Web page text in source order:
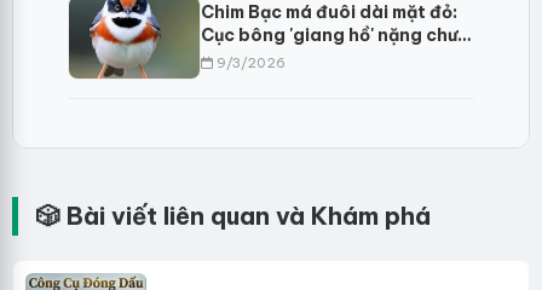
Chim Bạc má đuôi dài mặt đỏ:
Cục bông 'giang hồ' nặng chưa
đầy mười gram?
9/3/2026
🎲 Bài viết liên quan và Khám phá